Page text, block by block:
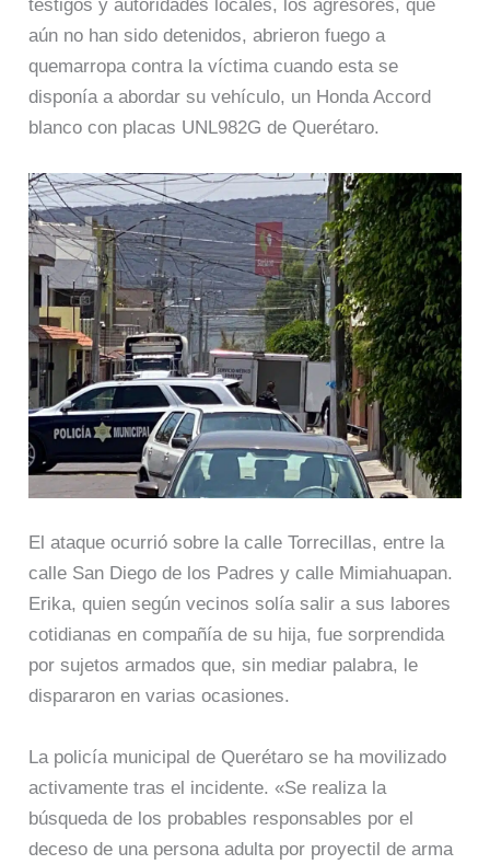
testigos y autoridades locales, los agresores, que
aún no han sido detenidos, abrieron fuego a
quemarropa contra la víctima cuando esta se
disponía a abordar su vehículo, un Honda Accord
blanco con placas UNL982G de Querétaro.
El ataque ocurrió sobre la calle Torrecillas, entre la
calle San Diego de los Padres y calle Mimiahuapan.
Erika, quien según vecinos solía salir a sus labores
cotidianas en compañía de su hija, fue sorprendida
por sujetos armados que, sin mediar palabra, le
dispararon en varias ocasiones.
La policía municipal de Querétaro se ha movilizado
activamente tras el incidente. «Se realiza la
búsqueda de los probables responsables por el
deceso de una persona adulta por proyectil de arma